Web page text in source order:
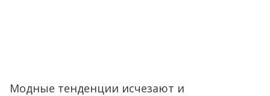
Модные тенденции исчезают и